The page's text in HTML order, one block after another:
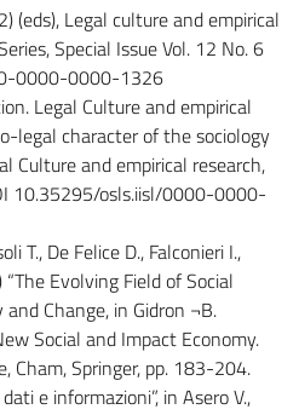
(eds), Legal culture and empirical
Special Issue Vol. 12 No. 6
0000-0000-1326
Legal Culture and empirical
legal character of the sociology
Culture and empirical research,
10.35295/osls.iisl/0000-0000-
T., De Felice D., Falconieri I.,
Evolving Field of Social
Change, in Gidron ¬B.
Social and Impact Economy.
Cham, Springer, pp. 183-204.
e informazioni”, in Asero V.,